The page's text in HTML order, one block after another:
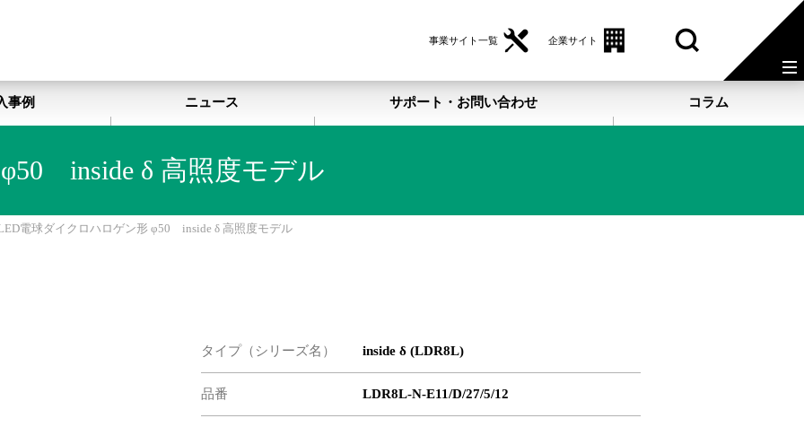
事業サイト一覧 企業サイト
事例 ニュース サポート・お問い合わせ コラム
inside δ 高照度モデル
電球ダイクロハロゲン形 φ50 inside δ 高照度モデル
タイプ（シリーズ名） inside δ (LDR8L)
品番 LDR8L-N-E11/D/27/5/12